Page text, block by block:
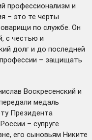
профессионализм и
– это те черты
по службе. Он
с честью и
долг и до последней
– защищать
Воскресенский и
медаль
Президента
– супруге
его сыновьям Никите